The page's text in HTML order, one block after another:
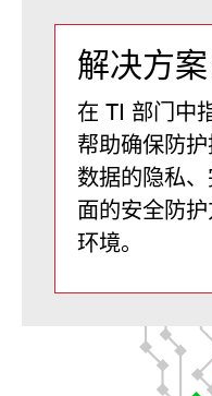
解决方案
在 TI 部门中
帮助确保防
数据的隐私
面的安全防
环境。